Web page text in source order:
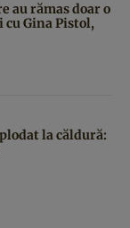
au rămas doar o
Gina Pistol,
la căldură: